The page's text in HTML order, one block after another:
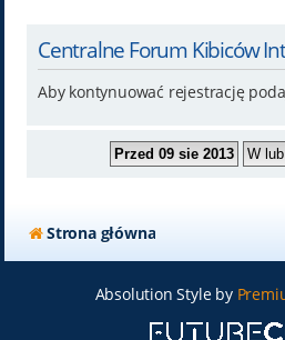
Centralne Forum Kibiców
Aby kontynuować rejestrację
Strona główna
Absolution Style by